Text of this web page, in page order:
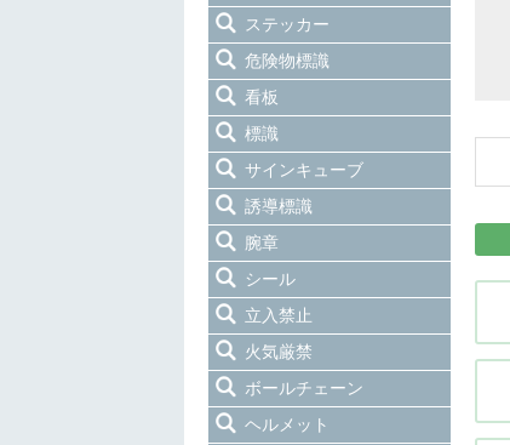
ステッカー
危険物標識
看板
標識
サインキューブ
誘導標識
腕章
シール
立入禁止
火気厳禁
ボールチェーン
ヘルメット